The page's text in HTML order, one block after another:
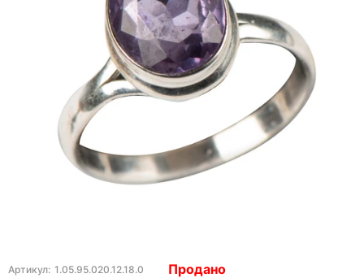
Артикул: 1.05.95.020.12.18.0 Продано